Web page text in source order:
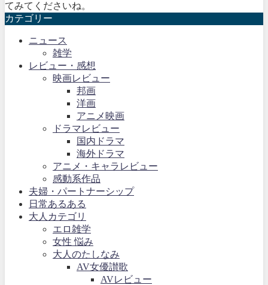
てみてくださいね。
カテゴリー
ニュース
雑学
レビュー・感想
映画レビュー
邦画
洋画
アニメ映画
ドラマレビュー
国内ドラマ
海外ドラマ
アニメ・キャラレビュー
感動系作品
夫婦・パートナーシップ
日常あるある
大人カテゴリ
エロ雑学
女性 悩み
大人のたしなみ
AV女優讃歌
AVレビュー